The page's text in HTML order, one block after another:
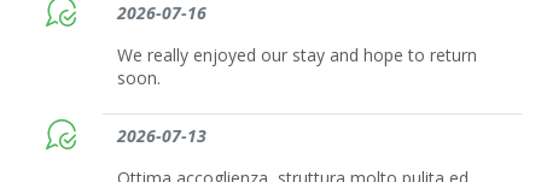
2026-07-16
We really enjoyed our stay and hope to return
soon.
2026-07-13